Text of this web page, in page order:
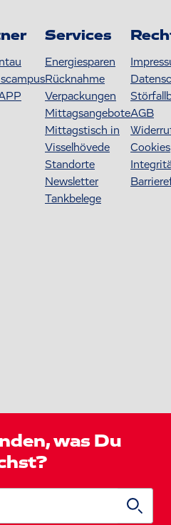
Services
Energiesparen
Rücknahme
Verpackungen
Mittagsangebote
Mittagstisch in
Visselhövede
Standorte
Newsletter
Tankbelege
AGB
Cookies
was Du